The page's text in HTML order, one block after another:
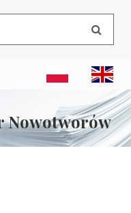
Nowotworów